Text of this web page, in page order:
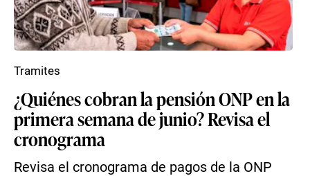
¿Quiénes cobran la pensión ONP en la
primera semana de junio? Revisa el
cronograma
Revisa el cronograma de pagos de la ONP
Tramites